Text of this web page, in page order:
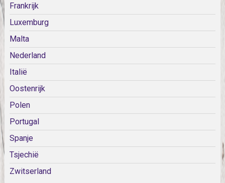
Frankrijk
Luxemburg
Malta
Nederland
Italië
Oostenrijk
Polen
Portugal
Spanje
Tsjechië
Zwitserland